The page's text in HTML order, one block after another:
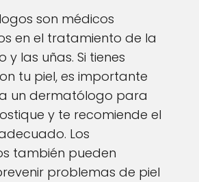
son médicos
en el tratamiento de la
y las uñas. Si tienes
tu piel, es importante
un dermatólogo para
y te recomiende el
Los
también pueden
problemas de piel